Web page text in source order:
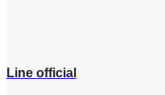
Line official